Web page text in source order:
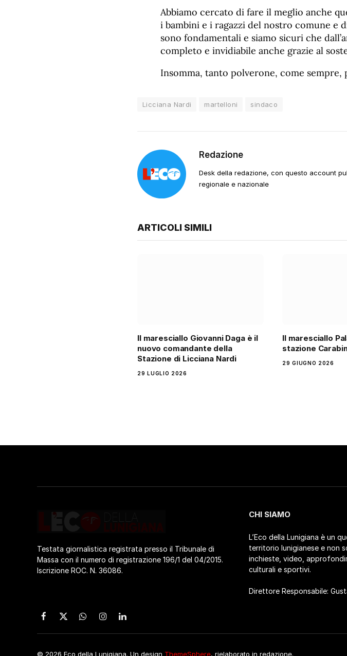
Abbiamo cercato di fare il meglio anche
i bambini e i ragazzi del nostro comune
sono fondamentali e siamo sicuri che
completo e invidiabile anche grazie al
Insomma, tanto polverone, come sempre,
Licciana Nardi martelloni sindaco
Redazione
Desk della redazione, con questo account
regionale e nazionale
ARTICOLI SIMILI
Il maresciallo Giovanni Daga è il
nuovo comandante della
Stazione di Licciana Nardi
29 LUGLIO 2026
Il maresciallo
stazione
29 GIUGNO 2026
Testata giornalistica registrata presso il Tribunale di
Massa con il numero di registrazione 196/1 del 04/2015.
Iscrizione ROC. N. 36086.
CHI SIAMO
L’Eco della Lunigiana è un
territorio lunigianese e non
inchieste, video,
culturali e sportivi.
Direttore Responsabile:
Facebook
X
(Twitter)
WhatsApp
Instagram
LinkedIn
© 2026 Eco della Lunigiana. Un design ThemeSphere, rielaborato in redazione.